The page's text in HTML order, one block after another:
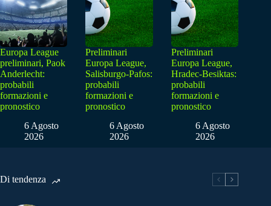
Europa League
preliminari, Paok
Anderlecht:
probabili
formazioni e
pronostico
6 Agosto
2026
Preliminari
Europa League,
Salisburgo-Pafos:
probabili
formazioni e
pronostico
6 Agosto
2026
Preliminari
Europa League,
Hradec-Besiktas:
probabili
formazioni e
pronostico
6 Agosto
2026
Di tendenza